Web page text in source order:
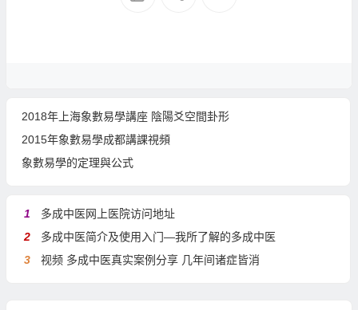
2018年上海象數易學講座 陰陽爻空間卦形
2015年象數易學成都講課視頻
象數易學的定理與公式
1
多成中医网上医院访问地址
2
多成中医简介及使用入门—我所了解的多成中医
3
视频 多成中医真实案例分享 几年间诸症皆消